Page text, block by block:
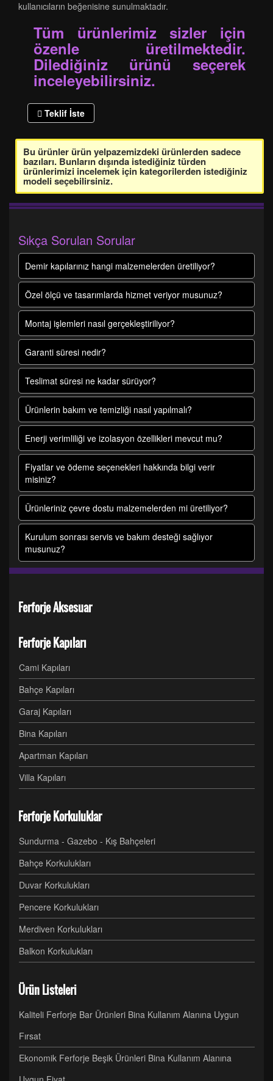
kullanıcıların beğenisine sunulmaktadır.
Tüm ürünlerimiz sizler için
özenle üretilmektedir.
Dilediğiniz ürünü seçerek
inceleyebilirsiniz.
Teklif İste
Bu ürünler ürün yelpazemizdeki ürünlerden sadece
bazıları. Bunların dışında istediğiniz türden
ürünlerimizi incelemek için kategorilerden istediğiniz
modeli seçebilirsiniz.
Sıkça Sorulan Sorular
Demir kapılarınız hangi malzemelerden üretiliyor?
Özel ölçü ve tasarımlarda hizmet veriyor musunuz?
Montaj işlemleri nasıl gerçekleştiriliyor?
Garanti süresi nedir?
Teslimat süresi ne kadar sürüyor?
Ürünlerin bakım ve temizliği nasıl yapılmalı?
Enerji verimliliği ve izolasyon özellikleri mevcut mu?
Fiyatlar ve ödeme seçenekleri hakkında bilgi verir
misiniz?
Ürünleriniz çevre dostu malzemelerden mi üretiliyor?
Kurulum sonrası servis ve bakım desteği sağlıyor
musunuz?
Ferforje Aksesuar
Ferforje Kapıları
Cami Kapıları
Bahçe Kapıları
Garaj Kapıları
Bina Kapıları
Apartman Kapıları
Villa Kapıları
Ferforje Korkuluklar
Sundurma - Gazebo - Kış Bahçeleri
Bahçe Korkulukları
Duvar Korkulukları
Pencere Korkulukları
Merdiven Korkulukları
Balkon Korkulukları
Ürün Listeleri
Kaliteli Ferforje Bar Ürünleri Bina Kullanım Alanına Uygun
Fırsat
Ekonomik Ferforje Beşik Ürünleri Bina Kullanım Alanına